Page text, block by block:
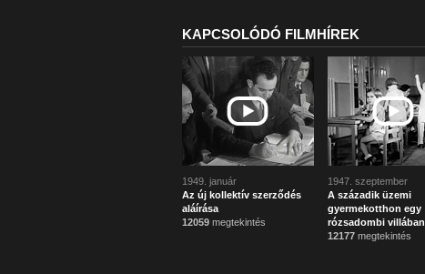
KAPCSOLÓDÓ FILMHÍREK
1949. január
Az új kollektív szerződés
aláírása
12059megtekintés
1947. szeptember
A századik üzemi
gyermekotthon egy
rózsadombi villában
12177megtekintés